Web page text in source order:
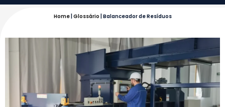
Home| Glossário Balanceador de Resíduos